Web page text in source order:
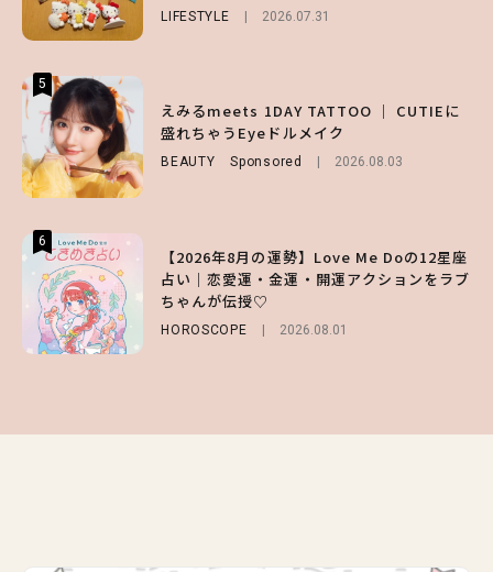
LIFESTYLE 2026.07.31
5
えみるmeets 1DAY TATTOO ｜ CUTIEに
盛れちゃうEyeドルメイク
BEAUTY Sponsored 2026.08.03
6
【2026年8月の運勢】Love Me Doの12星座
占い｜恋愛運・金運・開運アクションをラブ
ちゃんが伝授♡
HOROSCOPE 2026.08.01
ENTERTAINMENT 2026.07.30
5
【森香澄】理想のスタイルはどう作る？体型
キープの秘訣や夏の過ごし方など独占インタ
ビュー！
ENTERTAINMENT 2026.07.31
6
【SNIDEL】長濱ねるとロマンティックトラ
ッドな秋はじめ｜2026秋の新作コーデ4選
BEAUTY Sponsored
5
【ハローキティ】がスシローと初コラボ♡
第1弾の気になるメニュー＆限定グッズを総
チェック！
2026.07.31
6
【GU】夏の“主役級”アイテム決定！ヘルシ
ー＆可愛すぎる「大人の肌見せ」トップス3
選
FASHION 2026.07.19